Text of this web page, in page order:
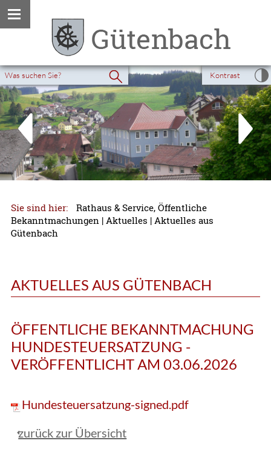
Kontrast
Sie sind hier:
Rathaus & Service, Öffentliche
Bekanntmachungen|Aktuelles |Aktuelles aus
Gütenbach
AKTUELLES AUS GÜTENBACH
ÖFFENTLICHE BEKANNTMACHUNG
HUNDESTEUERSATZUNG -
VERÖFFENTLICHT AM 03.06.2026
Hundesteuersatzung-signed.pdf
zurück zur Übersicht